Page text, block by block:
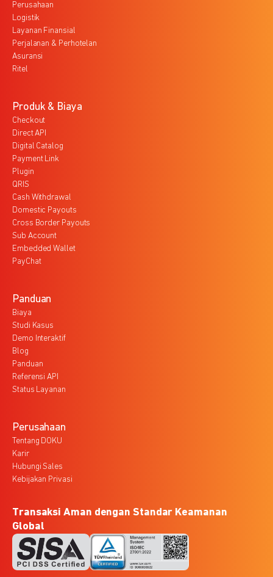
Perusahaan
Logistik
Layanan Finansial
Perjalanan & Perhotelan
Asuransi
Ritel
Produk & Biaya
Checkout
Direct API
Digital Catalog
Payment Link
Plugin
QRIS
Cash Withdrawal
Domestic Payouts
Cross Border Payouts
Sub Account
Embedded Wallet
PayChat
Panduan
Biaya
Studi Kasus
Demo Interaktif
Blog
Panduan
Referensi API
Status Layanan
Perusahaan
Tentang DOKU
Karir
Hubungi Sales
Kebijakan Privasi
Transaksi Aman dengan Standar Keamanan
Global